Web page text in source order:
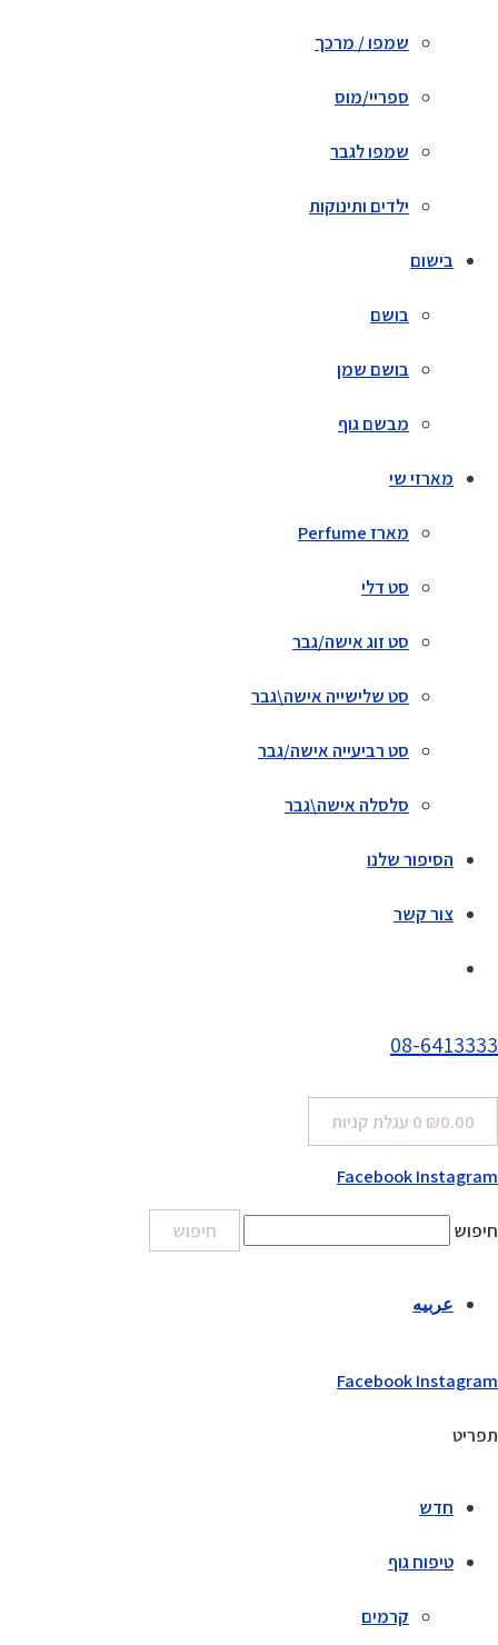
שמפו / מרכך
ספריי/מוס
שמפו לגבר
ילדים ותינוקות
בישום
בושם
בושם שמן
מבשם גוף
מארזי שי
מארז Perfume
סט דלי
סט זוג אישה/גבר
סט שלישייה אישה\גבר
סט רביעייה אישה/גבר
סלסלה אישה\גבר
הסיפור שלנו
צור קשר
08-6413333
₪0.00
0 עגלת קניות
FacebookInstagram
חיפוש חיפוש
عربيه
FacebookInstagram
תפריט
חדש
טיפוח גוף
קרמים